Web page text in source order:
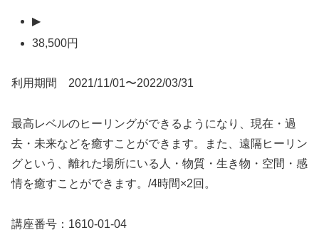
▶
38,500円
利用期間 2021/11/01〜2022/03/31
最高レベルのヒーリングができるようになり、現在・過
去・未来などを癒すことができます。また、遠隔ヒーリン
グという、離れた場所にいる人・物質・生き物・空間・感
情を癒すことができます。/4時間×2回。
講座番号：1610-01-04